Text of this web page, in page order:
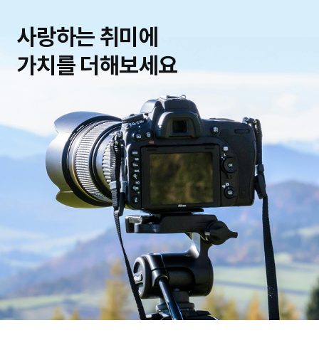
사랑하는 취미에
가치를 더해보세요